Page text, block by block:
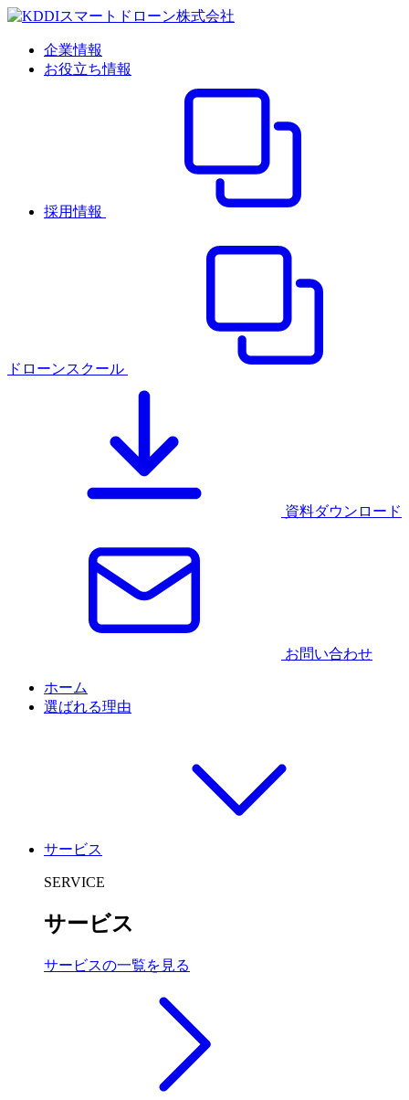
企業情報
お役立ち情報
採用情報
ドローンスクール
資料ダウンロード
お問い合わせ
ホーム
選ばれる理由
サービス
SERVICE
サービス
サービスの一覧を見る